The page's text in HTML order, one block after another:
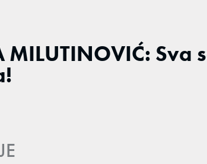
MILUTINOVIĆ: Sva